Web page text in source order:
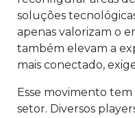
soluções
apenas valorizam o
também elevam a
mais conectado,
Esse movimento
setor. Diversos